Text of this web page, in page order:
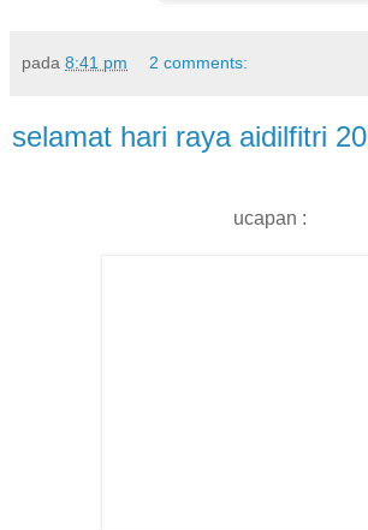
pada 8:41 pm 2 comments:
selamat hari raya aidilfitri
ucapan :